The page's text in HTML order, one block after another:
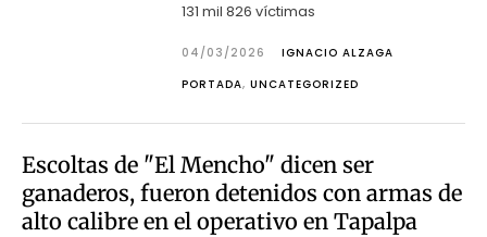
131 mil 826 víctimas
04/03/2026
IGNACIO ALZAGA
PORTADA, UNCATEGORIZED
Escoltas de "El Mencho" dicen ser
ganaderos, fueron detenidos con armas de
alto calibre en el operativo en Tapalpa